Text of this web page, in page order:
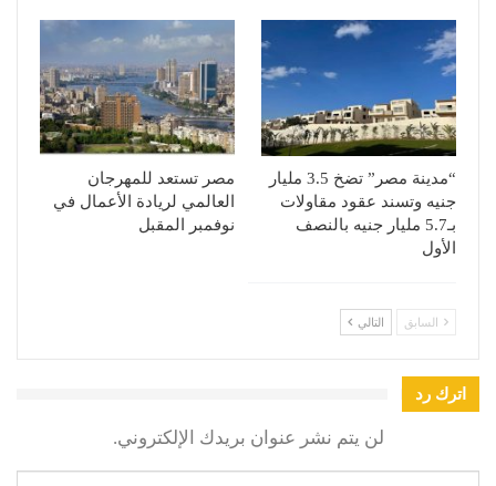
“مدينة مصر” تضخ 3.5 مليار
جنيه وتسند عقود مقاولات
بـ5.7 مليار جنيه بالنصف
الأول
مصر تستعد للمهرجان
العالمي لريادة الأعمال في
نوفمبر المقبل
السابق التالي
اترك رد
لن يتم نشر عنوان بريدك الإلكتروني.